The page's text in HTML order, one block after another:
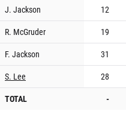
J. Jackson
12
R. McGruder
19
F. Jackson
31
S. Lee
28
TOTAL
-